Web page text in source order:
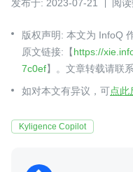
发布于: 2023-07-21 阅
版权声明: 本文为 InfoQ
原文链接:【https://
7c0ef】。文章转载请联系
如对本文有异议，可点此
Kyligence Copilot